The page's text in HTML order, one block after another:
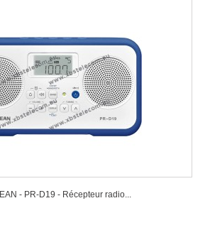
- PR-D19 - Récepteur radio...